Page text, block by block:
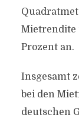
Mietrendite
Prozent an.
Insgesamt
bei den
deutschen